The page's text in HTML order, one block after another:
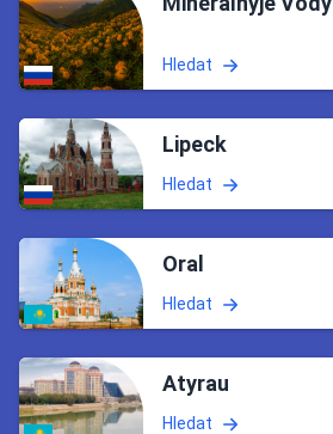
Hledat
Lipeck
Hledat
Oral
Hledat
Atyrau
Hledat